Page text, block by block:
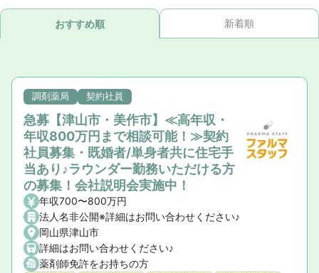
おすすめ順 新着順
調剤薬局 契約社員
急募【津山市・美作市】≪高年収・
年収800万円まで相談可能！≫契約
社員募集・既婚者/単身者共に住宅手
当あり♪ラウンダー勤務いただける方
の募集！会社説明会実施中！
年収700〜800万円
法人名非公開※詳細はお問い合わせください♪
岡山県津山市
詳細はお問い合わせください♪
薬剤師免許をお持ちの方